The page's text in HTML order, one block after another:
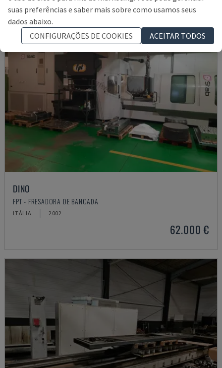
DINO
FPT - FRESADORA DE BANCADA
ITÁLIA 2002
62.000 €
suas preferências e saber mais sobre como usamos seus
dados abaixo.
CONFIGURAÇÕES DE COOKIES
ACEITAR TODOS